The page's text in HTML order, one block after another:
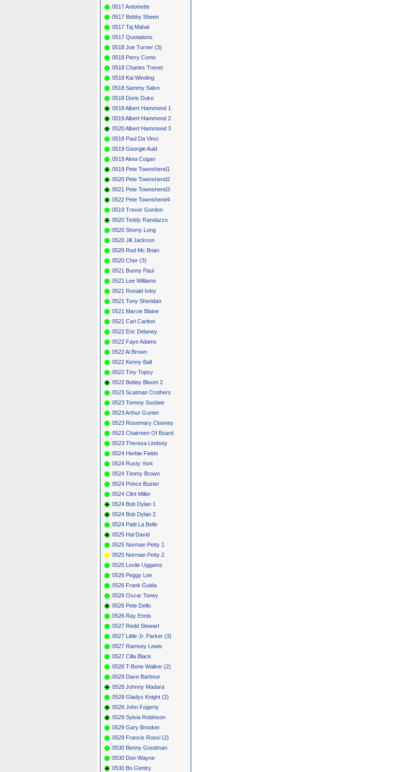
0517 Antoinette
0517 Bobby Sheen
0517 Taj Mahal
0517 Quotations
0518 Joe Turner (3)
0518 Perry Como
0518 Charles Trenet
0518 Kai Winding
0518 Sammy Salvo
0518 Doris Duke
0518 Albert Hammond 1
0519 Albert Hammond 2
0520 Albert Hammond 3
0518 Paul Da Vinci
0519 Georgie Auld
0519 Alma Cogan
0519 Pete Townshend1
0520 Pete Townshend2
0521 Pete Townshend3
0522 Pete Townshend4
0519 Trevor Gordon
0520 Teddy Randazzo
0520 Shorty Long
0520 Jill Jackson
0520 Rod Mc Brian
0520 Cher (3)
0521 Bunny Paul
0521 Lee Williams
0521 Ronald Isley
0521 Tony Sheridan
0521 Marcie Blaine
0521 Carl Carlton
0522 Eric Delaney
0522 Faye Adams
0522 Al Brown
0522 Kenny Ball
0522 Tiny Topsy
0522 Bobby Bloom 2
0523 Scatman Crothers
0523 Tommy Sosbee
0523 Arthur Gunter
0523 Rosemary Clooney
0523 Chairmen Of Board
0523 Theresa Lindsey
0524 Herbie Fields
0524 Rusty York
0524 Timmy Brown
0524 Prince Buster
0524 Clint Miller
0524 Bob Dylan 1
0524 Bob Dylan 2
0524 Patti La Belle
0525 Hal David
0525 Norman Petty 1
0525 Norman Petty 2
0525 Leslie Uggams
0526 Peggy Lee
0526 Frank Guida
0526 Oscar Toney
0526 Pete Dello
0526 Ray Ennis
0527 Redd Stewart
0527 Little Jr. Parker (3)
0527 Ramsey Lewis
0527 Cilla Black
0528 T-Bone Walker (2)
0528 Dave Barbour
0528 Johnny Madara
0528 Gladys Knight (2)
0528 John Fogerty
0529 Sylvia Robinson
0529 Gary Brooker
0529 Francis Rossi (2)
0530 Benny Goodman
0530 Don Wayne
0530 Bo Gentry